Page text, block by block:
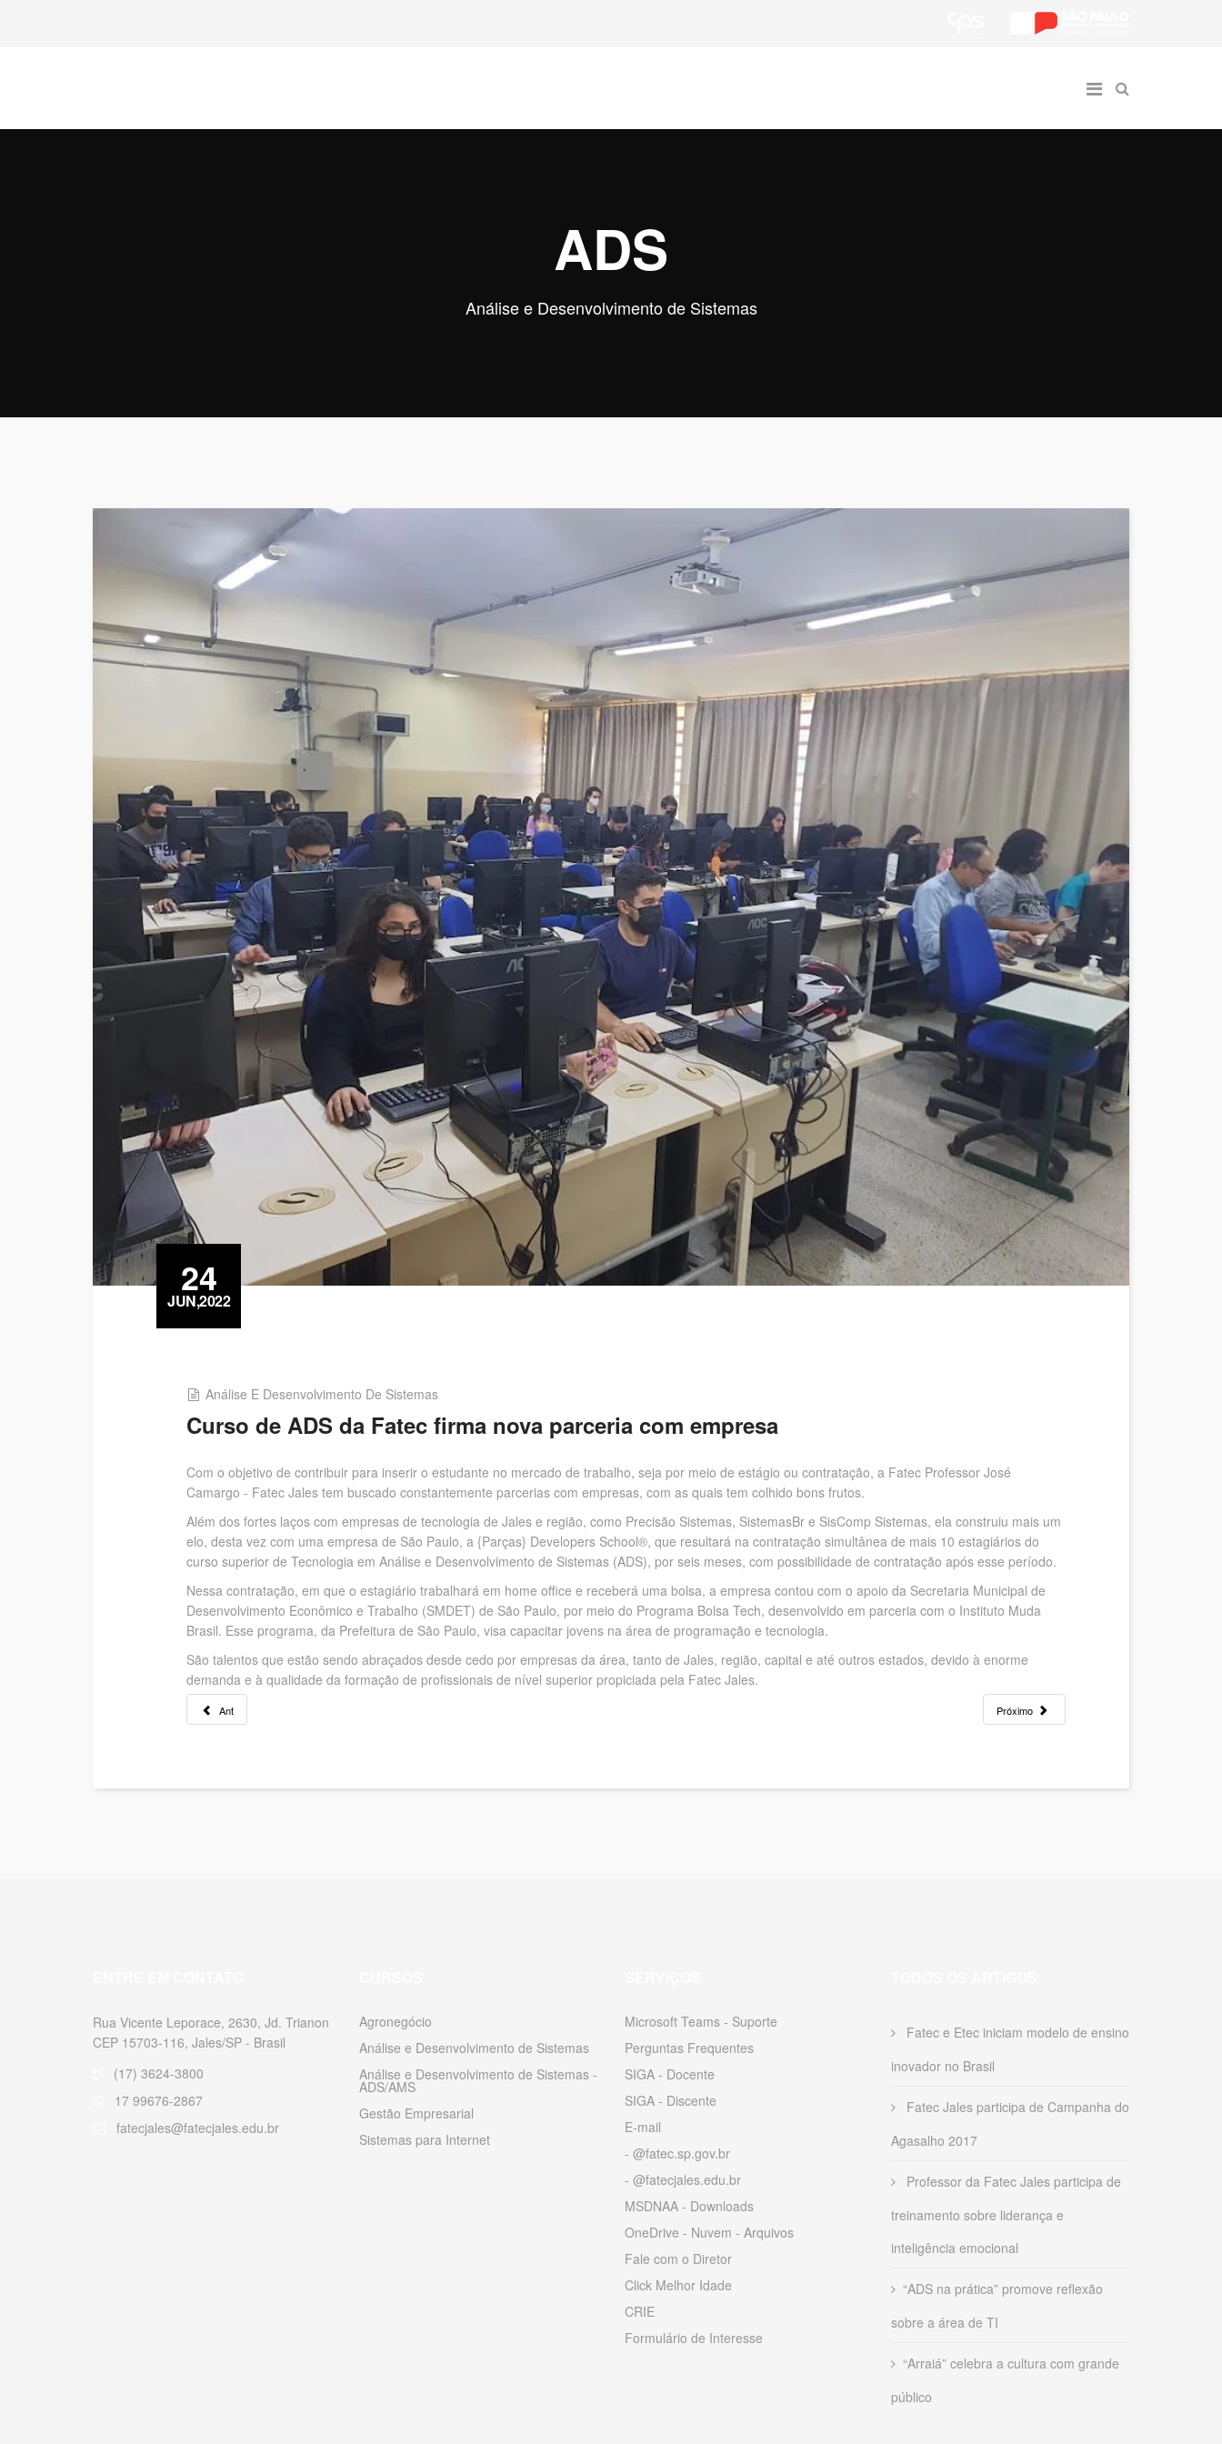
ADS
Análise e Desenvolvimento de Sistemas
24
JUN,2022
Análise E Desenvolvimento De Sistemas
Curso de ADS da Fatec firma nova parceria com empresa
Com o objetivo de contribuir para inserir o estudante no mercado de trabalho, seja por meio de estágio ou contratação, a Fatec Professor José
Camargo - Fatec Jales tem buscado constantemente parcerias com empresas, com as quais tem colhido bons frutos.
Além dos fortes laços com empresas de tecnologia de Jales e região, como Precisão Sistemas, SistemasBr e SisComp Sistemas, ela construiu mais um
elo, desta vez com uma empresa de São Paulo, a {Parças} Developers School®, que resultará na contratação simultânea de mais 10 estagiários do
curso superior de Tecnologia em Análise e Desenvolvimento de Sistemas (ADS), por seis meses, com possibilidade de contratação após esse período.
Nessa contratação, em que o estagiário trabalhará em home office e receberá uma bolsa, a empresa contou com o apoio da Secretaria Municipal de
Desenvolvimento Econômico e Trabalho (SMDET) de São Paulo, por meio do Programa Bolsa Tech, desenvolvido em parceria com o Instituto Muda
Brasil. Esse programa, da Prefeitura de São Paulo, visa capacitar jovens na área de programação e tecnologia.
São talentos que estão sendo abraçados desde cedo por empresas da área, tanto de Jales, região, capital e até outros estados, devido à enorme
demanda e à qualidade da formação de profissionais de nível superior propiciada pela Fatec Jales.
Ant Próximo
Rua Vicente Leporace, 2630, Jd. Trianon
CEP 15703-116, Jales/SP - Brasil
(17) 3624-3800
17 99676-2867
fatecjales@fatecjales.edu.br
Agronegócio
Análise e Desenvolvimento de Sistemas
Análise e Desenvolvimento de Sistemas -
ADS/AMS
Gestão Empresarial
Sistemas para Internet
Microsoft Teams - Suporte
Perguntas Frequentes
SIGA - Docente
SIGA - Discente
E-mail
- @fatec.sp.gov.br
- @fatecjales.edu.br
MSDNAA - Downloads
OneDrive - Nuvem - Arquivos
Fale com o Diretor
Click Melhor Idade
CRIE
Formulário de Interesse
Fatec e Etec iniciam modelo de ensino
inovador no Brasil
Fatec Jales participa de Campanha do
Agasalho 2017
Professor da Fatec Jales participa de
treinamento sobre liderança e
inteligência emocional
“ADS na prática” promove reflexão
sobre a área de TI
“Arraiá” celebra a cultura com grande
público